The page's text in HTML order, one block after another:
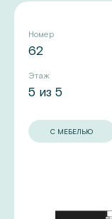
Номер
62
Этаж
5 из 5
С МЕБЕЛЬЮ